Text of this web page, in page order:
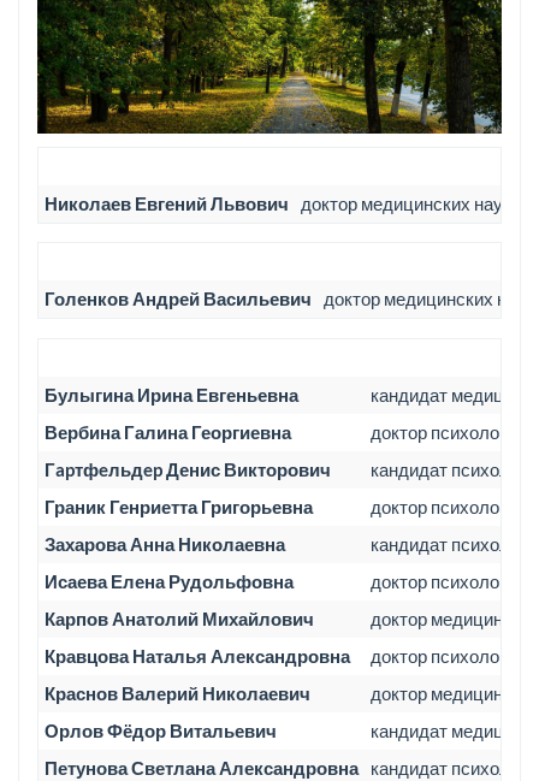
Николаев Евгений Львович доктор медицинских наук,
Голенков Андрей Васильевич доктор медицинских
Булыгина Ирина Евгеньевна
кандидат
Вербина Галина Георгиевна
доктор
Гapтфeльдep Денис Викторович
кандидат
Граник Генриетта Григорьевна
доктор
Захарова Анна Николаевна
кандидат
Исаева Елена Рудольфовна
доктор
Карпов Анатолий Михайлович
доктор
Кравцова Наталья Александровна
доктор
Краснов Валерий Николаевич
доктор
Орлов Фёдор Витальевич
кандидат
Петунова Светлана Александровна
кандидат